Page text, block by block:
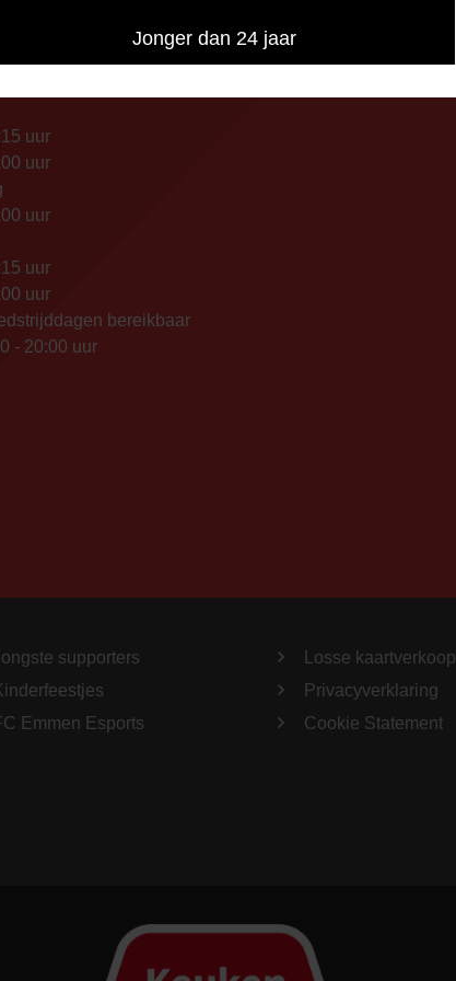
Jonger dan 24 jaar
bereikbaar op:
uur
uur
uur
uur
uur
bereikbaar
- 20:00 uur
supporters
Emmen Esports
Losse kaartverkoop
Privacyverklaring
Cookie Statement